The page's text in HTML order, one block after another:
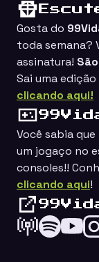
Gosta do
toda semana?
assinatura!
Sai uma
clicando aqui!
Você sabia
um jogaço no
consoles!!
clicando aqui!